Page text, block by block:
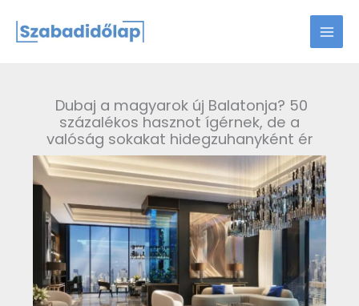
content
Dubaj a magyarok új Balatonja? 50
százalékos hasznot ígérnek, de a
valóság sokakat hidegzuhanyként ér